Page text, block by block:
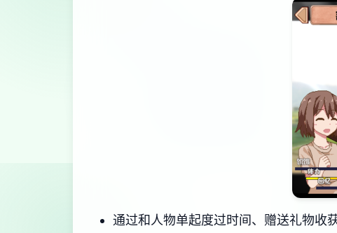
通过和人物单起度过时间、赠送礼物收